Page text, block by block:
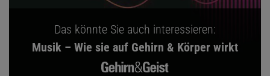
Das könnte Sie auch interessieren:
Musik – Wie sie auf Gehirn & Körper wirkt